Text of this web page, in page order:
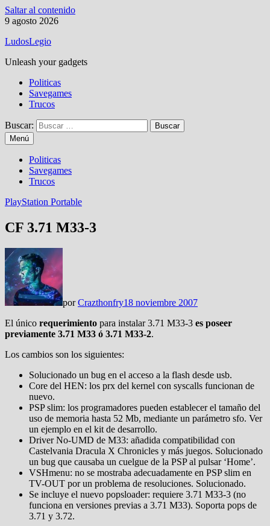
Saltar al contenido
9 agosto 2026
LudosLegio
Unleash your gadgets
Politicas
Savegames
Trucos
Buscar:
Menú
Politicas
Savegames
Trucos
PlayStation Portable
CF 3.71 M33-3
porCrazthonfry18 noviembre 2007
El único requerimiento para instalar 3.71 M33-3 es poseer
previamente 3.71 M33 ó 3.71 M33-2.
Los cambios son los siguientes:
Solucionado un bug en el acceso a la flash desde usb.
Core del HEN: los prx del kernel con syscalls funcionan de
nuevo.
PSP slim: los programadores pueden establecer el tamaño del
uso de memoria hasta 52 Mb, mediante un parámetro sfo. Ver
un ejemplo en el kit de desarrollo.
Driver No-UMD de M33: añadida compatibilidad con
Castelvania Dracula X Chronicles y más juegos. Solucionado
un bug que causaba un cuelgue de la PSP al pulsar ‘Home’.
VSHmenu: no se mostraba adecuadamente en PSP slim en
TV-OUT por un problema de resoluciones. Solucionado.
Se incluye el nuevo popsloader: requiere 3.71 M33-3 (no
funciona en versiones previas a 3.71 M33). Soporta pops de
3.71 y 3.72.